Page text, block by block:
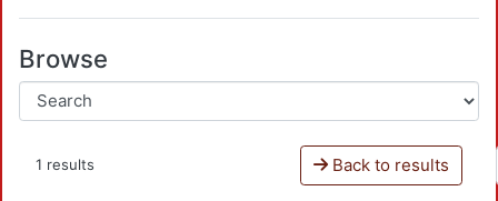
Browse
1 results Back to results